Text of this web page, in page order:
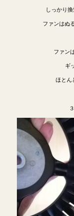
しっかり
ファンはぬ
ファン
ギ
ほとん